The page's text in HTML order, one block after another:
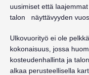
uusimiset että
talon näyttävyyden
Ulkovuorityö ei ole
kokonaisuus, jossa
kosteudenhallinta ja
alkaa perusteellisella